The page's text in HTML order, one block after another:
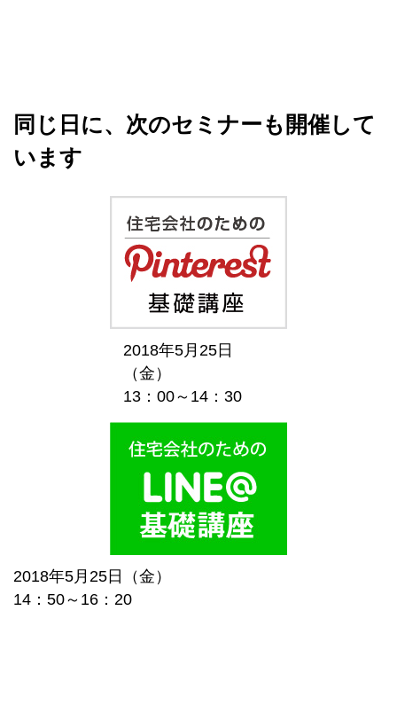
同じ日に、次のセミナーも開催して
います
2018年5月25日
（金）
13：00～14：30
2018年5月25日（金）
14：50～16：20